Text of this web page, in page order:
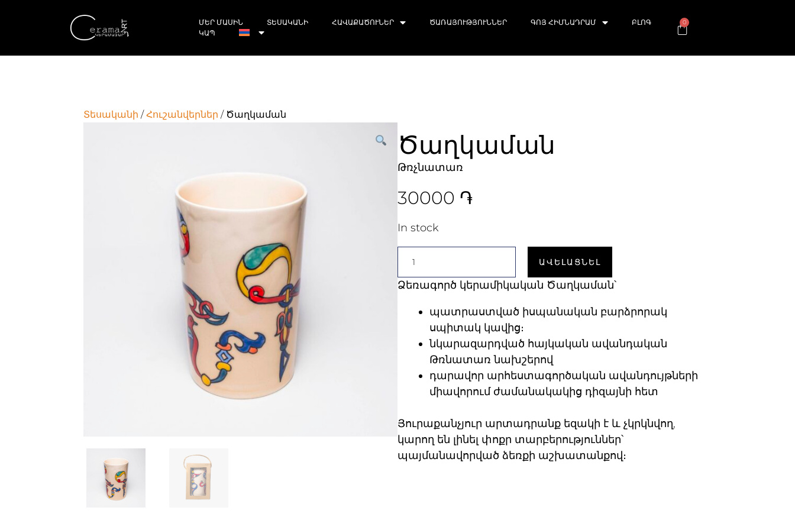
ՄԵՐ ՄԱՍԻՆ ՏԵՍԱԿԱՆԻ ՀԱՎԱՔԱԾՈՒՆԵՐ ԾԱՌԱՅՈՒԹՅՈՒՆՆԵՐ ԳՈՅ ՀԻՄՆԱԴՐԱՄ
ԲԼՈԳ
ԿԱՊ
0
Տեսականի /Հուշանվերներ / Ծաղկաման
Ծաղկաման
Թռչնատառ
30000 ֏
In stock
ԱՎԵԼԱՑՆԵԼ
Ձեռագործ կերամիկական Ծաղկաման՝
պատրաստված իսպանական բարձրորակ
սպիտակ կավից։
նկարազարդված հայկական ավանդական
Թռնատառ նախշերով
դարավոր արհեստագործական ավանդույթների
միավորում ժամանակակից դիզայնի հետ
Յուրաքանչյուր արտադրանք եզակի է և չկրկնվող,
կարող են լինել փոքր տարբերություններ՝
պայմանավորված ձեռքի աշխատանքով։